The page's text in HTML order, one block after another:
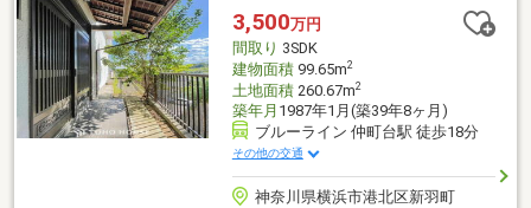
玄関吹抜け！デザイン性と採光を追求した邸宅まずはお客様の夢
をお聞かせください！お問い合わせは【TOHO HOUSE 町田：
0120-70-6012】まで。
3,500万円
間取り 3SDK
建物面積99.65m2
土地面積260.67m2
築年月 1987年1月(築39年8ヶ月)
ブルーライン 仲町台駅 徒歩18分
その他の交通
神奈川県横浜市港北区新羽町